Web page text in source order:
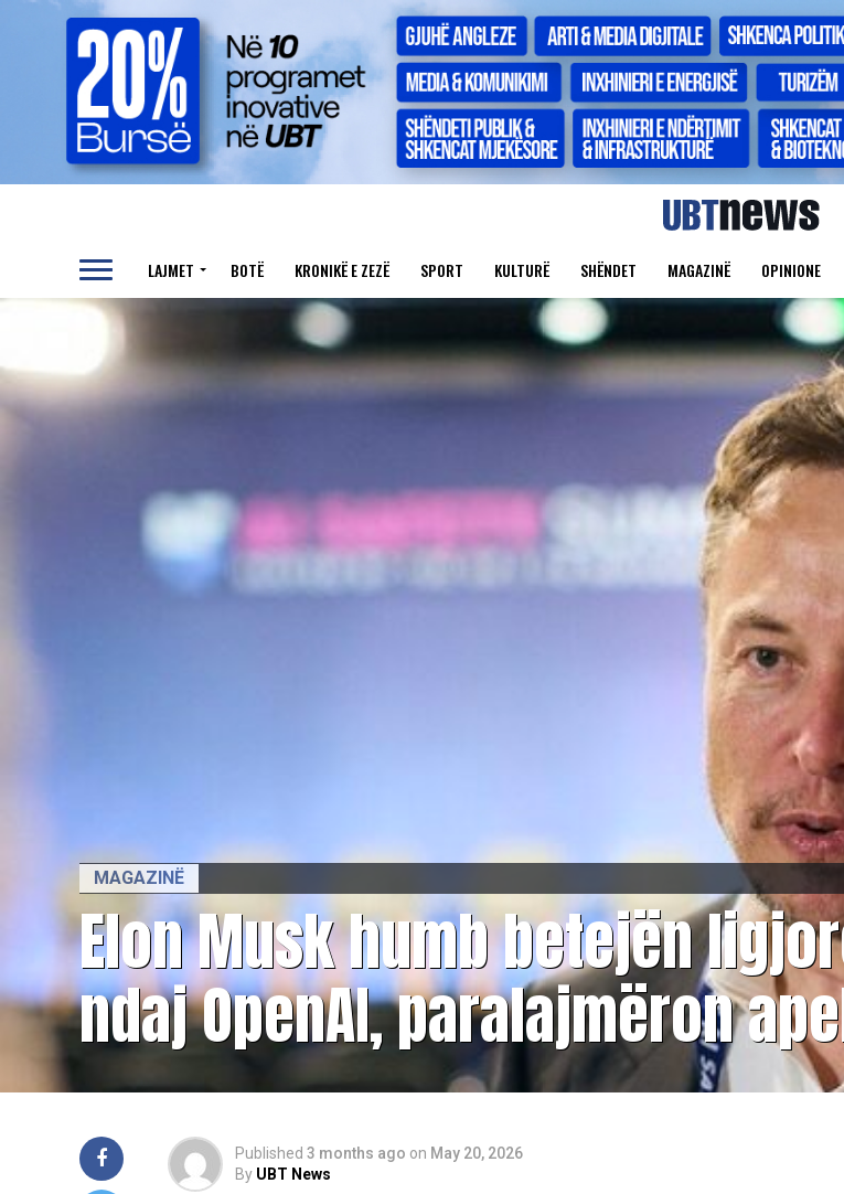
LAJMET BOTË KRONIKË E ZEZË SPORT KULTURË SHËNDET MAGAZINË OPINIONE
MAGAZINË
Elon Musk humb betejën
ndaj OpenAI, paralajmëron
Published 3 months ago on May 20, 2026
By UBT News